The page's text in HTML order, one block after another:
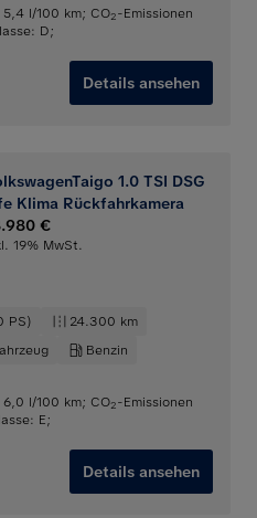
5,4 l/100 km; CO2-Emissionen
D;
Details ansehen
1.0 TSI DSG
Klima Rückfahrkamera
€
19% MwSt.
PS)
24.300 km
Benzin
6,0 l/100 km; CO2-Emissionen
E;
Details ansehen